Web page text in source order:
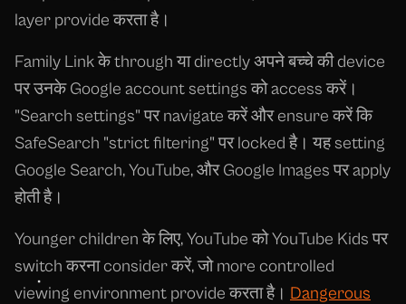
layer provide करता है।
Family Link के through या directly अपने बच्चे की device
पर उनके Google account settings को access करें।
"Search settings" पर navigate करें और ensure करें कि
SafeSearch "strict filtering" पर locked है। यह setting
Google Search, YouTube, और Google Images पर apply
होती है।
Younger children के लिए, YouTube को YouTube Kids पर
switch करना consider करें, जो more controlled
viewing environment provide करता है। Dangerous